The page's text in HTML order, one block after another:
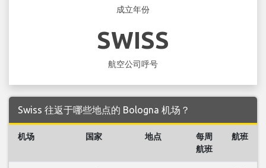
成立年份
SWISS
航空公司呼号
Swiss 往返于哪些地点的 Bologna 机场？
机场 国家 地点
每周
航班
航班